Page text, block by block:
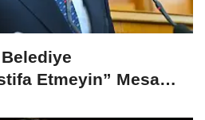
Etmeyin” Mesajı: